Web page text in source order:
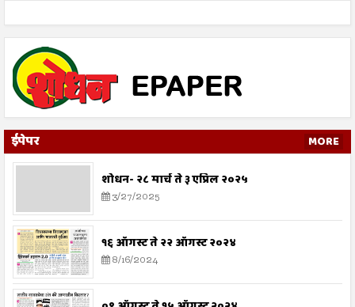
ईपेपर MORE
शोधन- २८ मार्च ते ३ एप्रिल २०२५
3/27/2025
१६ ऑगस्ट ते २२ ऑगस्ट २०२४
8/16/2024